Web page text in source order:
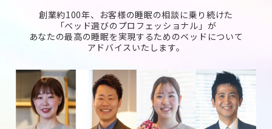
創業約100年、お客様の睡眠の相談に乗り続けた
「ベッド選びのプロフェッショナル」が
あなたの最高の睡眠を実現するためのベッドについて
アドバイスいたします。